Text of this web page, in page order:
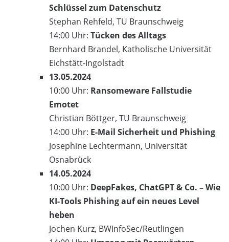
Schlüssel zum Datenschutz
Stephan Rehfeld, TU Braunschweig
14:00 Uhr: Tücken des Alltags
Bernhard Brandel, Katholische Universität
Eichstätt-Ingolstadt
13.05.2024
10:00 Uhr: Ransomeware Fallstudie
Emotet
Christian Böttger, TU Braunschweig
14:00 Uhr: E-Mail Sicherheit und Phishing
Josephine Lechtermann, Universität
Osnabrück
14.05.2024
10:00 Uhr: DeepFakes, ChatGPT & Co. – Wie
KI-Tools Phishing auf ein neues Level
heben
Jochen Kurz, BWInfoSec/Reutlingen